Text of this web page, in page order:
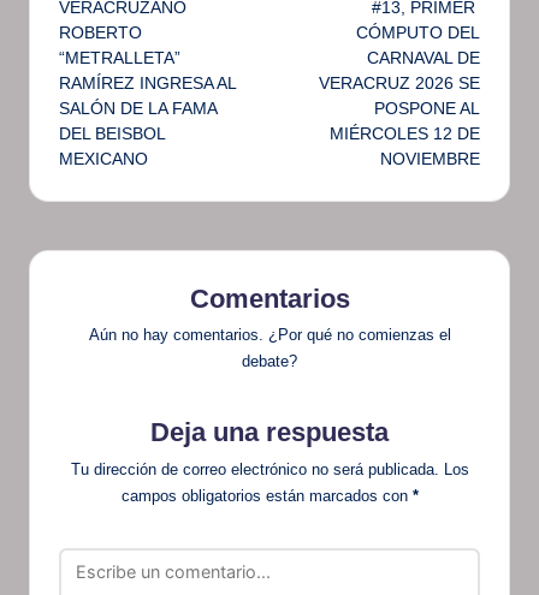
entradas
VERACRUZANO
ROBERTO
“METRALLETA”
RAMÍREZ INGRESA AL
SALÓN DE LA FAMA
DEL BEISBOL
MEXICANO
#13, PRIMER
CÓMPUTO DEL
CARNAVAL DE
VERACRUZ 2026 SE
POSPONE AL
MIÉRCOLES 12 DE
NOVIEMBRE
Comentarios
Aún no hay comentarios. ¿Por qué no comienzas el
debate?
Deja una respuesta
Tu dirección de correo electrónico no será publicada. Los
campos obligatorios están marcados con *